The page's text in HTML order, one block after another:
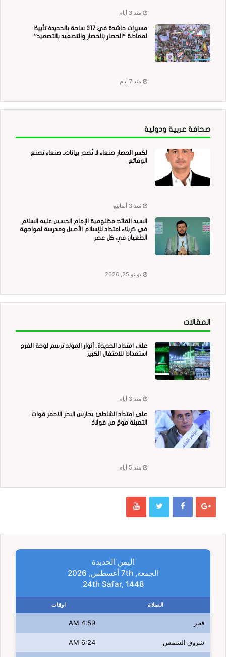
منذ 3 أيام
مسيرات حاشدة في 317 ساحة بالحديدة تأييدًا
لمعادلة “الحصار بالحصار والتصعيد بالتصعيد”
منذ 7 أيام
صحافة عربية ودولية
لكسر الحصار صنعاء لا تُصدر بيانات.. صنعاء تصنع
الوقائع
منذ 3 أسابيع
السيد القائد: مظلومية الإمام الحسين عليه السلام
في كربلاء امتداد للإسلام الأصيل ومدرسة لمواجهة
الطغيان في كل عصر
يونيو 25, 2026
المقالات
على امتداد الحديدة.. أنوار المولد ترسم لوحة الفرح
استعدادا للاحتفال الكبير
منذ 3 أيام
على امتداد الشاطئ..بحارس البحر الاحمر قوات
التعبئة موجٌ من فولاذ
منذ 5 أيام
اليمن الحديدة
الجمعة, 7th أغسطس, 2026
24th Safar, 1448
الصلاة اوقات
فجر 4:59 AM
شروق الشمس 6:24 AM